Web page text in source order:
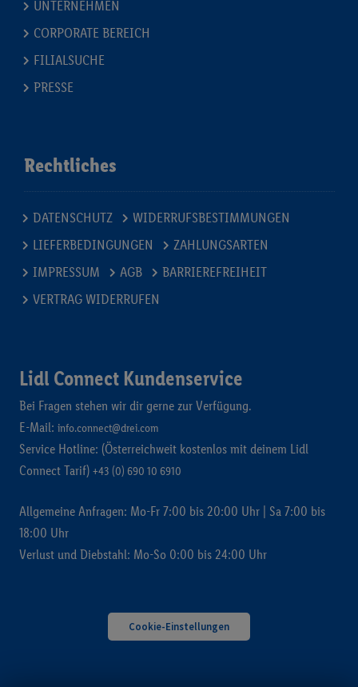
UNTERNEHMEN
CORPORATE BEREICH
FILIALSUCHE
PRESSE
Rechtliches
DATENSCHUTZ
WIDERRUFSBESTIMMUNGEN
LIEFERBEDINGUNGEN
ZAHLUNGSARTEN
IMPRESSUM
AGB
BARRIEREFREIHEIT
VERTRAG WIDERRUFEN
Lidl Connect Kundenservice
Bei Fragen stehen wir dir gerne zur Verfügung.
E-Mail: info.connect@drei.com
Service Hotline: (Österreichweit kostenlos mit deinem Lidl
Connect Tarif) +43 (0) 690 10 6910
Allgemeine Anfragen: Mo-Fr 7:00 bis 20:00 Uhr | Sa 7:00 bis
18:00 Uhr
Verlust und Diebstahl: Mo-So 0:00 bis 24:00 Uhr
Cookie-Einstellungen